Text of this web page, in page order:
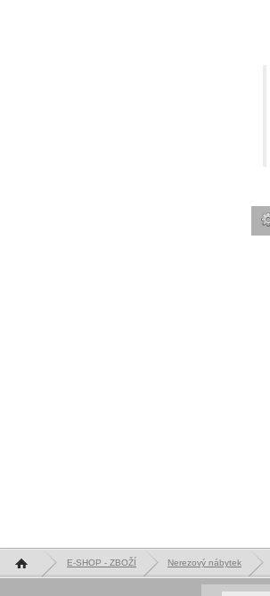
Hlavní stránka E-SHOP - ZBOŽÍ Nerezový nábytek